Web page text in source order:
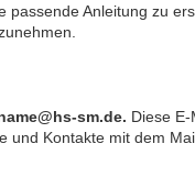
Anleitung zu
sm.de. Diese
und Kontakte mit dem